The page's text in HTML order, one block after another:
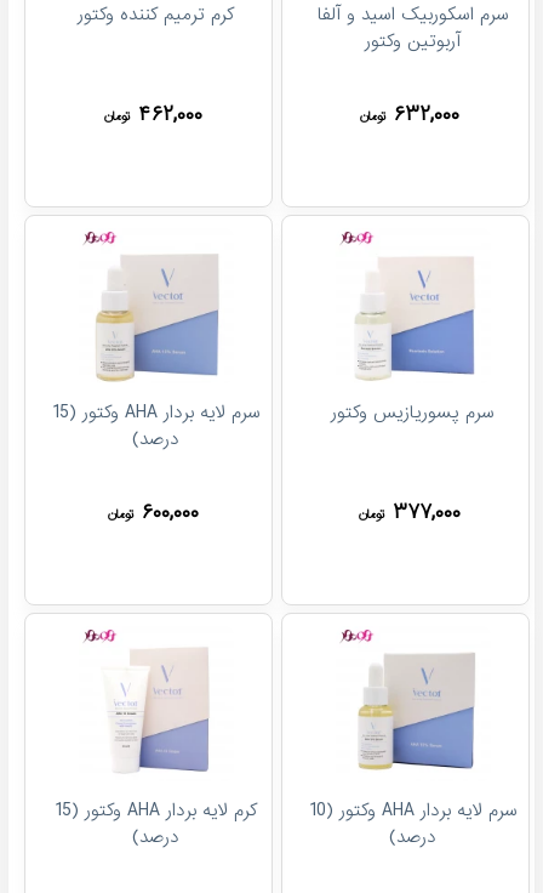
سرم اسکوربیک اسید و آلفا
آربوتین وکتور
۶۳۲,۰۰۰ تومان
کرم ترمیم کننده وکتور
۴۶۲,۰۰۰ تومان
سرم پسوریازیس وکتور
۳۷۷,۰۰۰ تومان
سرم لایه بردار AHA وکتور (15
درصد)
۶۰۰,۰۰۰ تومان
سرم لایه بردار AHA وکتور (10
درصد)
کرم لایه بردار AHA وکتور (15
درصد)